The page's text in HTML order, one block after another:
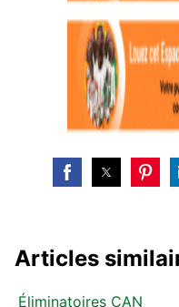
Articles
Éliminatoires CAN